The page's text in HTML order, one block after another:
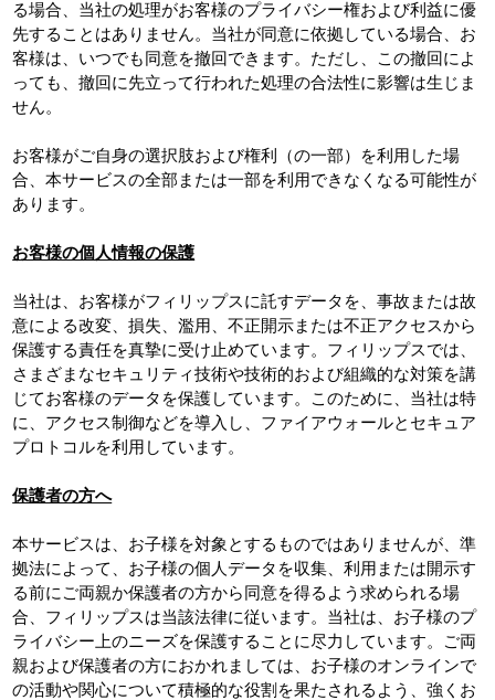
る場合、当社の処理がお客様のプライバシー権および利益に優
先することはありません。当社が同意に依拠している場合、お
客様は、いつでも同意を撤回できます。ただし、この撤回によ
っても、撤回に先立って行われた処理の合法性に影響は生じま
せん。
お客様がご自身の選択肢および権利（の一部）を利用した場
合、本サービスの全部または一部を利用できなくなる可能性が
あります。
お客様の個人情報の保護
当社は、お客様がフィリップスに託すデータを、事故または故
意による改変、損失、濫用、不正開示または不正アクセスから
保護する責任を真摯に受け止めています。フィリップスでは、
さまざまなセキュリティ技術や技術的および組織的な対策を講
じてお客様のデータを保護しています。このために、当社は特
に、アクセス制御などを導入し、ファイアウォールとセキュア
プロトコルを利用しています。
保護者の方へ
本サービスは、お子様を対象とするものではありませんが、準
拠法によって、お子様の個人データを収集、利用または開示す
る前にご両親か保護者の方から同意を得るよう求められる場
合、フィリップスは当該法律に従います。当社は、お子様のプ
ライバシー上のニーズを保護することに尽力しています。ご両
親および保護者の方におかれましては、お子様のオンラインで
の活動や関心について積極的な役割を果たされるよう、強くお